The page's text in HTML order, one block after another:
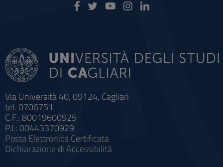
Via Università 40, 09124, Cagliari
tel. 0706751
C.F.: 80019600925
P.I.: 00443370929
Posta Elettronica Certificata
Dichiarazione di Accessibilità